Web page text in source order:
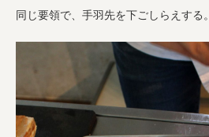
同じ要領で、手羽先を下ごしらえする。